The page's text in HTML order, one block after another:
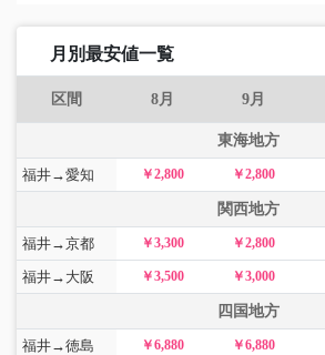
月別最安値一覧
区間 8月 9月
東海地方
福井→愛知 ￥2,800 ￥2,800
関西地方
福井→京都 ￥3,300 ￥2,800
福井→大阪 ￥3,500 ￥3,000
四国地方
福井→徳島 ￥6,880 ￥6,880